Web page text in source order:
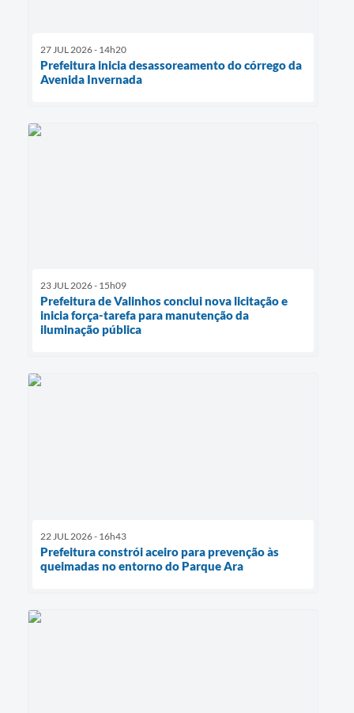
27 JUL 2026 - 14h20
Prefeitura inicia desassoreamento do córrego da
Avenida Invernada
23 JUL 2026 - 15h09
Prefeitura de Valinhos conclui nova licitação e
inicia força-tarefa para manutenção da
iluminação pública
22 JUL 2026 - 16h43
Prefeitura constrói aceiro para prevenção às
queimadas no entorno do Parque Ara